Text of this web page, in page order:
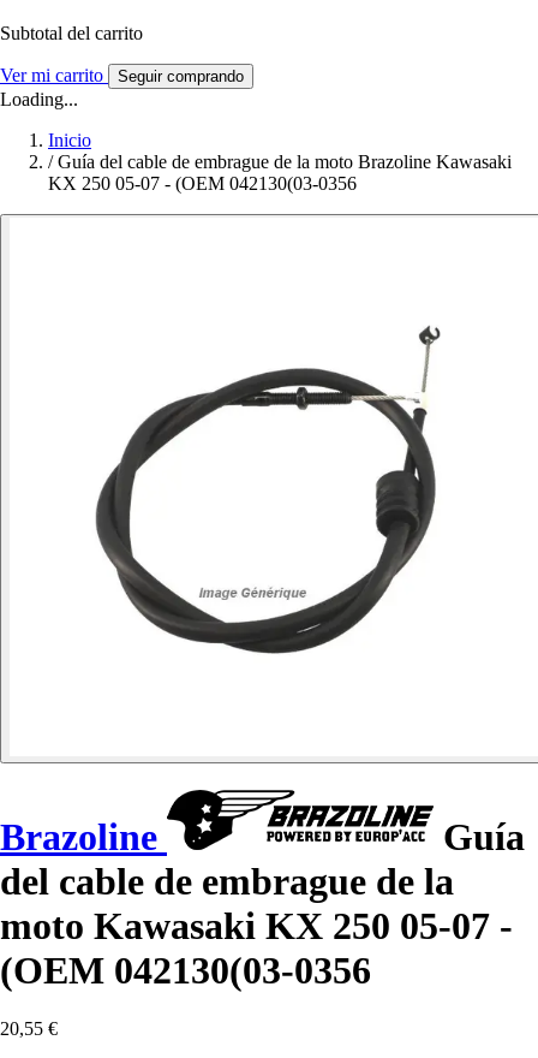
Subtotal del carrito
Ver mi carrito Seguir comprando
Loading...
Inicio
/ Guía del cable de embrague de la moto Brazoline Kawasaki
KX 250 05-07 - (OEM 042130(03-0356
Brazoline
Guía
del cable de embrague de la
moto Kawasaki KX 250 05-07 -
(OEM 042130(03-0356
20,55 €